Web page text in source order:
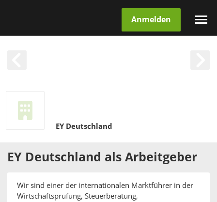
Anmelden
EY Deutschland
EY Deutschland als Arbeitgeber
Wir sind einer der internationalen Marktführer in der
Wirtschaftsprüfung, Steuerberatung,